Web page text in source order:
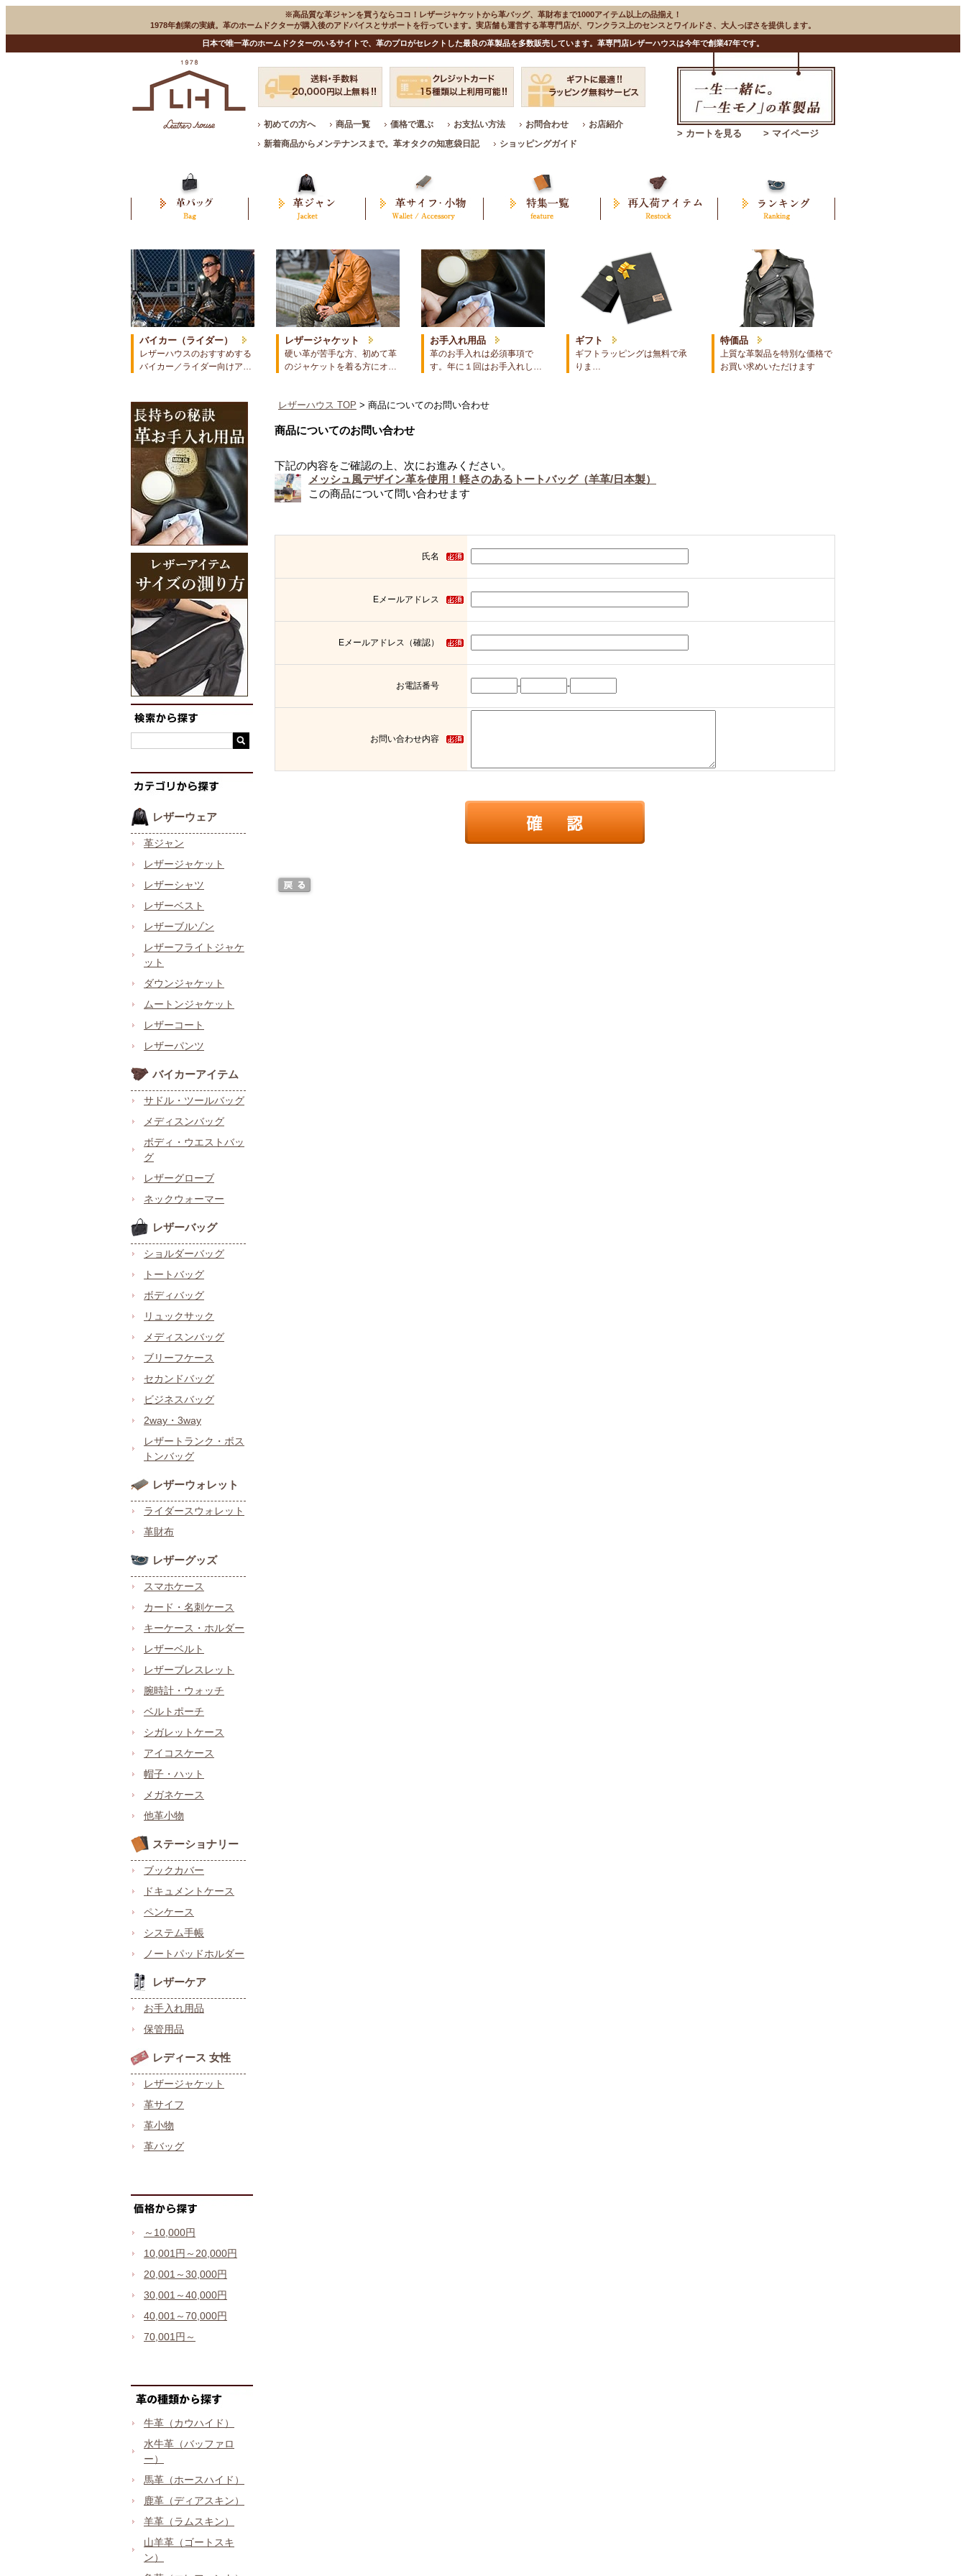
※高品質な革ジャンを買うならココ！レザージャケットから革バッグ、革財布まで1000アイテム以上の品揃え！
1978年創業の実績。革のホームドクターが購入後のアドバイスとサポートを行っています。実店舗も運営する革専門店が、ワンクラス上のセンスとワイルドさ、大人っぽさを提供します。
日本で唯一革のホームドクターのいるサイトで、革のプロがセレクトした最良の革製品を多数販売しています。革専門店レザーハウスは今年で創業47年です。
初めての方へ 商品一覧 価格で選ぶ お支払い方法 お問合わせ
お店紹介
新着商品からメンテナンスまで。革オタクの知恵袋日記
ショッピングガイド
> カートを見る > マイページ
バイカー（ライダー）
レザーハウスのおすすめする
バイカー／ライダー向けア…
レザージャケット
硬い革が苦手な方、初めて革
のジャケットを着る方にオ…
お手入れ用品
革のお手入れは必須事項で
す。年に１回はお手入れし…
ギフト
ギフトラッピングは無料で承
りま…
特価品
上質な革製品を特別な価格で
お買い求めいただけます
レザーウェア
革ジャン
レザージャケット
レザーシャツ
レザーベスト
レザーブルゾン
レザーフライトジャケ
ット
ダウンジャケット
ムートンジャケット
レザーコート
レザーパンツ
バイカーアイテム
サドル・ツールバッグ
メディスンバッグ
ボディ・ウエストバッ
グ
レザーグローブ
ネックウォーマー
レザーバッグ
ショルダーバッグ
トートバッグ
ボディバッグ
リュックサック
メディスンバッグ
ブリーフケース
セカンドバッグ
ビジネスバッグ
2way・3way
レザートランク・ボス
トンバッグ
レザーウォレット
ライダースウォレット
革財布
レザーグッズ
スマホケース
カード・名刺ケース
キーケース・ホルダー
レザーベルト
レザーブレスレット
腕時計・ウォッチ
ベルトポーチ
シガレットケース
アイコスケース
帽子・ハット
メガネケース
他革小物
ステーショナリー
ブックカバー
ドキュメントケース
ペンケース
システム手帳
ノートパッドホルダー
レザーケア
お手入れ用品
保管用品
レディース 女性
レザージャケット
革サイフ
革小物
革バッグ
～10,000円
10,001円～20,000円
20,001～30,000円
30,001～40,000円
40,001～70,000円
70,001円～
牛革（カウハイド）
水牛革（バッファロ
ー）
馬革（ホースハイド）
鹿革（ディアスキン）
羊革（ラムスキン）
山羊革（ゴートスキ
ン）
レザーハウス TOP > 商品についてのお問い合わせ
商品についてのお問い合わせ
下記の内容をご確認の上、次にお進みください。
メッシュ風デザイン革を使用！軽さのあるトートバッグ（羊革/日本製）
この商品について問い合わせます
氏名
Eメールアドレス
Eメールアドレス（確認）
お電話番号 - -
お問い合わせ内容